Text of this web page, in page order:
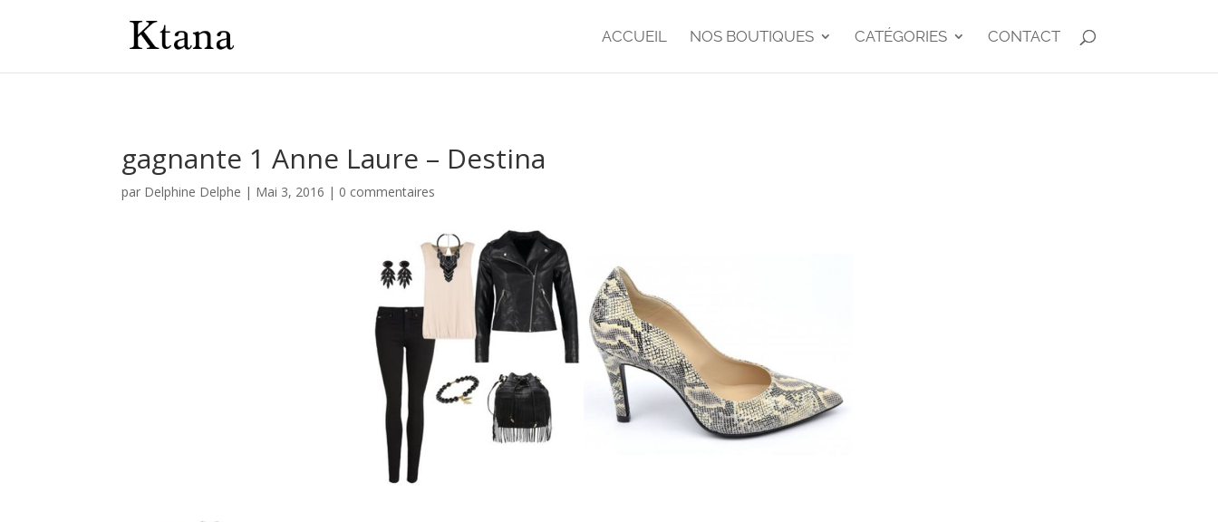
ACCUEIL NOS BOUTIQUES CATÉGORIES CONTACT
gagnante 1 Anne Laure – Destina
par Delphine Delphe | Mai 3, 2016 | 0 commentaires